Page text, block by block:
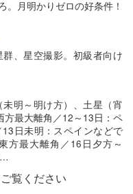
。月明かりゼロの好条件！
、星空撮影。初級者向け
明～明け方）、土星（宵
方最大離角／12～13日：ペ
日未明：スペインなどで
方最大離角／16日夕方～
ご覧ください